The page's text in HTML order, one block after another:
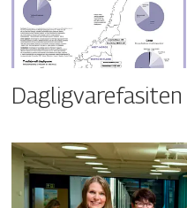
Dagligvarefasiten